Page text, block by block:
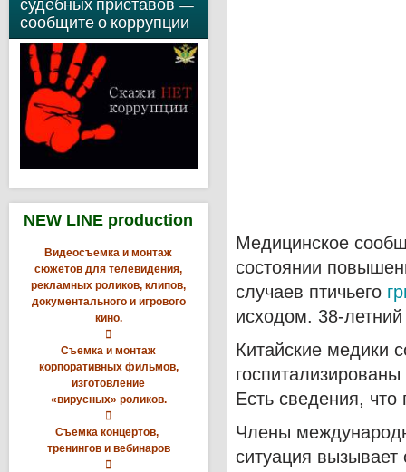
сообщите о коррупции
NEW LINE production
Видеосъемка и монтаж
сюжетов для телевидения,
рекламных роликов, клипов,
документального и игрового
кино.

Съемка и монтаж
корпоративных фильмов,
изготовление
«вирусных» роликов.

Съемка концертов,
тренингов и вебинаров

Медицинское
состоянии
случаев птичьего
исходом. 38-
Китайские медики
Есть сведения,
Члены
ситуация вызывает